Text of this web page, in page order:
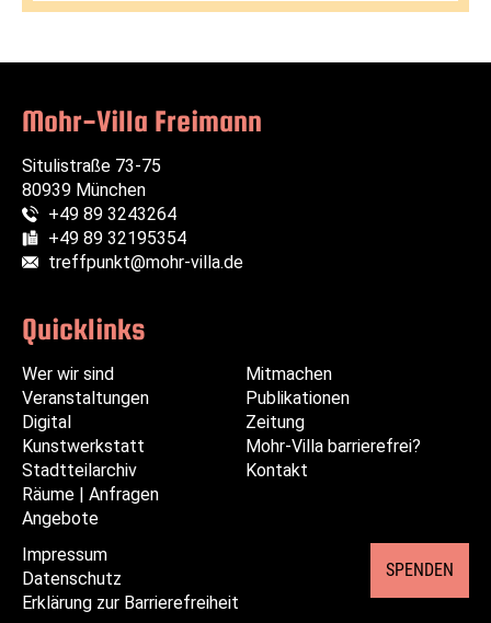
Mohr-Villa Freimann
Situlistraße 73-75
80939 München
Telefon:
+49 89 3243264
Fax:
+49 89 32195354
E-Mail:
treffpunkt@mohr-villa.de
Quicklinks
überspringen
Wer wir sind
Veranstaltungen
Digital
Kunstwerkstatt
Stadtteilarchiv
Räume | Anfragen
Angebote
überspringen
Mitmachen
Publikationen
Zeitung
Mohr-Villa barrierefrei?
Kontakt
Impressum
Datenschutz
Erklärung zur Barrierefreiheit
SPENDEN